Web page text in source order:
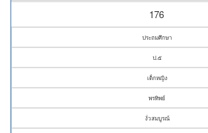
176
ประถมศึกษา
ป.๕
เด็กหญิง
พรทิพย์
งั่วสมบูรณ์